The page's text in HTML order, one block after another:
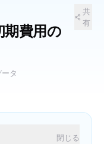
期費用の
タ
共
有
閉じる